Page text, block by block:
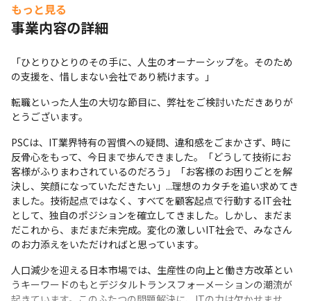
もっと見る
事業内容の詳細
「ひとりひとりのその手に、人生のオーナーシップを。そのため
の支援を、惜しまない会社であり続けます。」
転職といった人生の大切な節目に、弊社をご検討いただきありが
とうございます。
PSCは、IT業界特有の習慣への疑問、違和感をごまかさず、時に
反骨心をもって、今日まで歩んできました。「どうして技術にお
客様がふりまわされているのだろう」「お客様のお困りごとを解
決し、笑顔になっていただきたい」...理想のカタチを追い求めてき
ました。技術起点ではなく、すべてを顧客起点で行動するIT会社
として、独自のポジションを確立してきました。しかし、まだま
だこれから、まだまだ未完成。変化の激しいIT社会で、みなさん
のお力添えをいただければと思っています。
人口減少を迎える日本市場では、生産性の向上と働き方改革とい
うキーワードのもとデジタルトランスフォーメーションの潮流が